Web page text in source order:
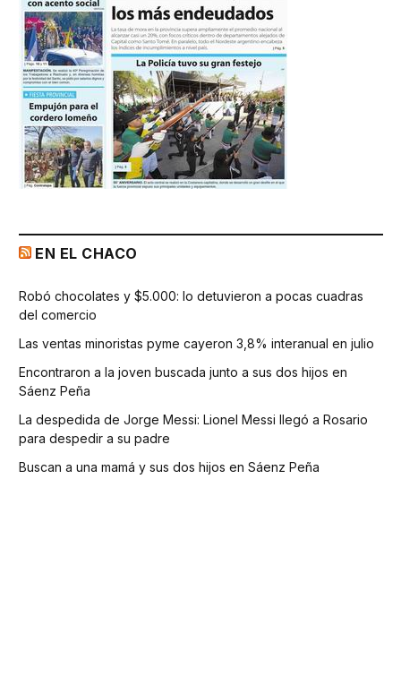
EN EL CHACO
Robó chocolates y $5.000: lo detuvieron a pocas cuadras
del comercio
Las ventas minoristas pyme cayeron 3,8% interanual en julio
Encontraron a la joven buscada junto a sus dos hijos en
Sáenz Peña
La despedida de Jorge Messi: Lionel Messi llegó a Rosario
para despedir a su padre
Buscan a una mamá y sus dos hijos en Sáenz Peña